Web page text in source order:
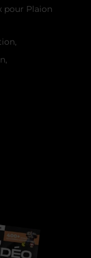
pour Plaion